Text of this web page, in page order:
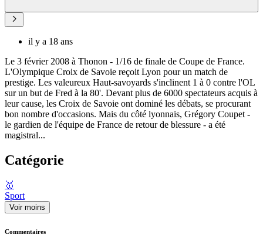
il y a 18 ans
Le 3 février 2008 à Thonon - 1/16 de finale de Coupe de France.
L'Olympique Croix de Savoie reçoit Lyon pour un match de
prestige. Les valeureux Haut-savoyards s'inclinent 1 à 0 contre l'OL
sur un but de Fred à la 80'. Devant plus de 6000 spectateurs acquis à
leur cause, les Croix de Savoie ont dominé les débats, se procurant
bon nombre d'occasions. Mais du côté lyonnais, Grégory Coupet -
le gardien de l'équipe de France de retour de blessure - a été
magistral...
Catégorie
🥇
Sport
Voir moins
Commentaires